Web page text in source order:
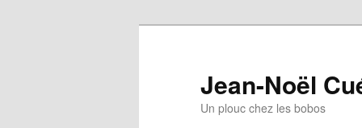
Jean-Noël
Un plouc chez les bobos